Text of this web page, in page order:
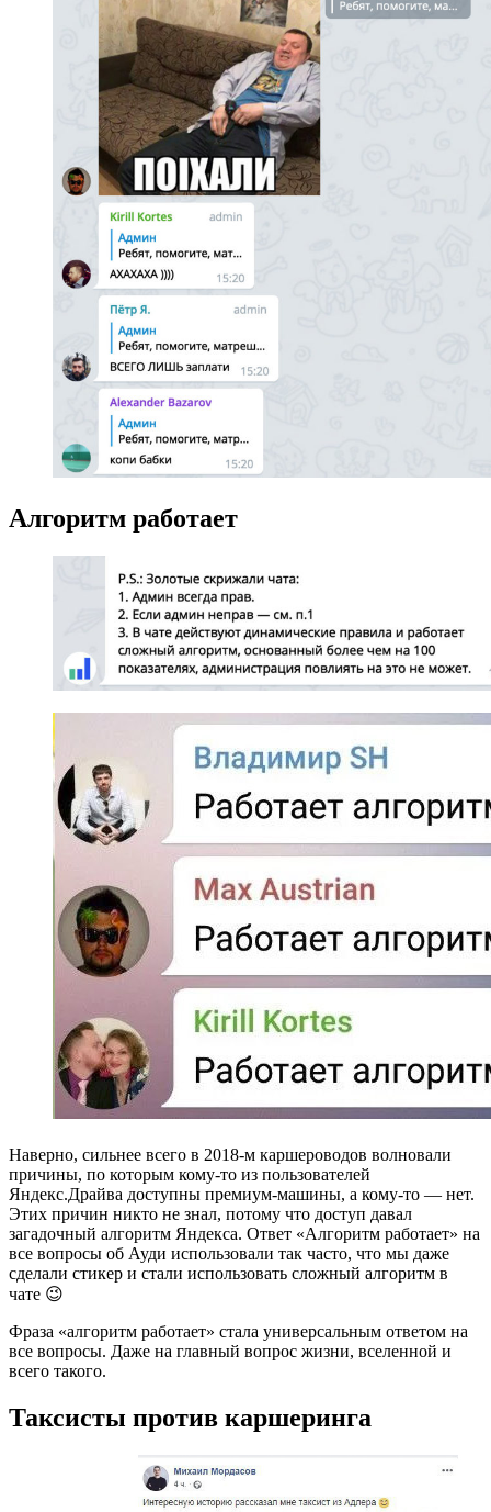
Алгоритм работает
Наверно, сильнее всего в 2018-м каршероводов волновали
причины, по которым кому-то из пользователей
Яндекс.Драйва доступны премиум-машины, а кому-то — нет.
Этих причин никто не знал, потому что доступ давал
загадочный алгоритм Яндекса. Ответ «Алгоритм работает» на
все вопросы об Ауди использовали так часто, что мы даже
сделали стикер и стали использовать сложный алгоритм в
чате 😉
Фраза «алгоритм работает» стала универсальным ответом на
все вопросы. Даже на главный вопрос жизни, вселенной и
всего такого.
Таксисты против каршеринга